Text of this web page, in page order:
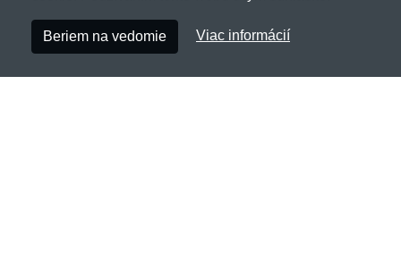
Beriem na vedomie Viac informácií